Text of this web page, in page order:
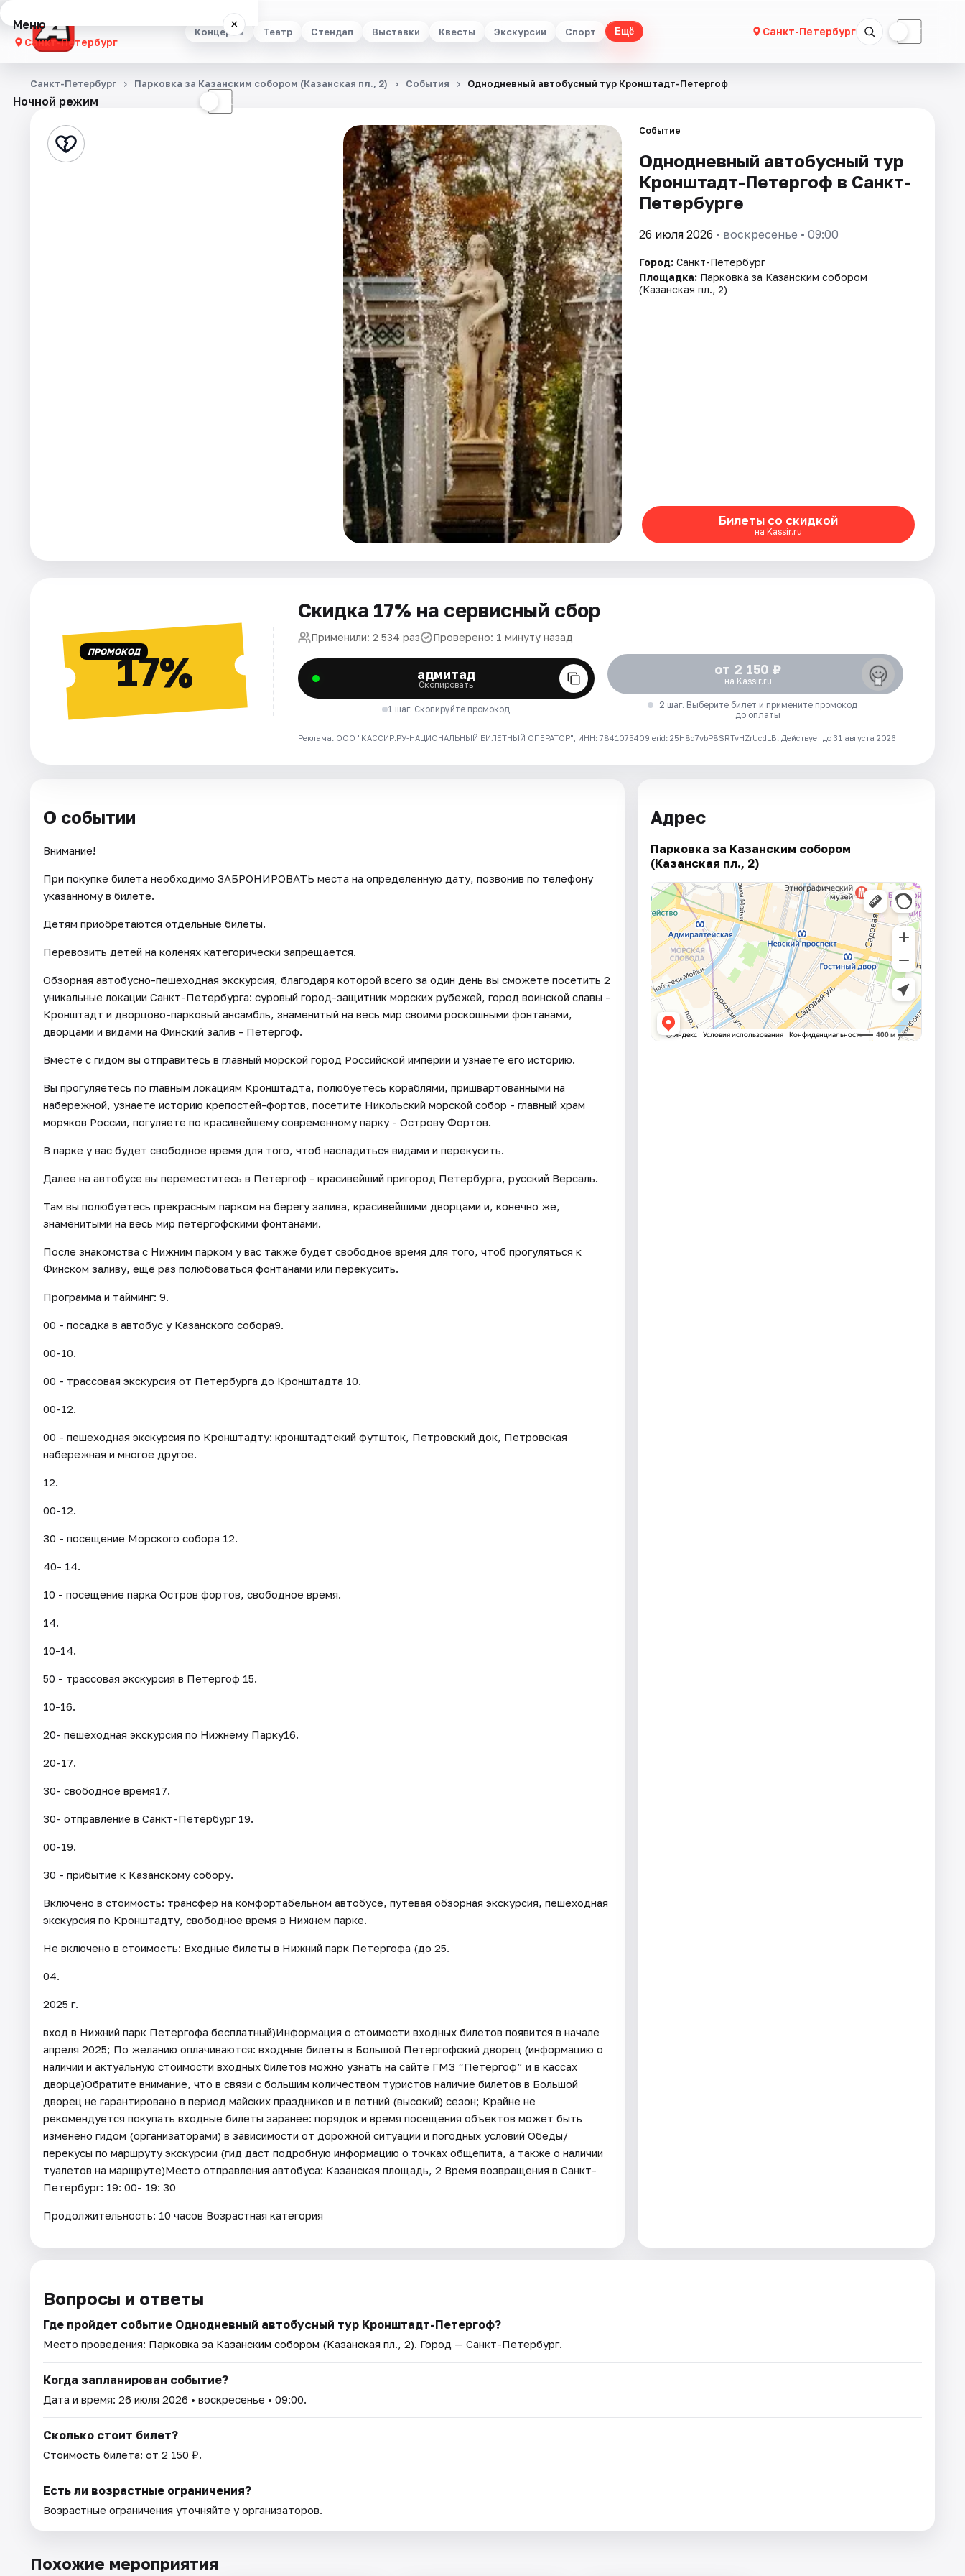
Концерты Театр Стендап Выставки Квесты Экскурсии Спорт Ещё Санкт-Петербург ☾
Меню ×
Санкт-Петербург
Концерты
Стендап
Ночной режим ☾
Санкт-Петербург Парковка за Казанским собором (Казанская пл., 2) События Однодневный автобусный тур Кронштадт-Петергоф
Событие
Однодневный автобусный тур
Кронштадт-Петергоф в Санкт-
Петербурге
26 июля 2026 • воскресенье • 09:00
Город: Санкт-Петербург
Площадка: Парковка за Казанским собором
(Казанская пл., 2)
Билеты со скидкой
на Kassir.ru
ПРОМОКОД17%
Скидка 17% на сервисный сбор
Применили: 2 534 раз Проверено: 1 минуту назад
адмитад
Скопировать
1 шаг. Скопируйте промокод
от 2 150 ₽
на Kassir.ru
2 шаг. Выберите билет и примените промокод
до оплаты
Реклама. ООО "КАССИР.РУ-НАЦИОНАЛЬНЫЙ БИЛЕТНЫЙ ОПЕРАТОР", ИНН: 7841075409 erid: 25H8d7vbP8SRTvHZrUcdLB. Действует до 31 августа 2026
О событии
Внимание!
При покупке билета необходимо ЗАБРОНИРОВАТЬ места на определенную дату, позвонив по телефону
указанному в билете.
Детям приобретаются отдельные билеты.
Перевозить детей на коленях категорически запрещается.
Обзорная автобусно-пешеходная экскурсия, благодаря которой всего за один день вы сможете посетить 2
уникальные локации Санкт-Петербурга: суровый город-защитник морских рубежей, город воинской славы -
Кронштадт и дворцово-парковый ансамбль, знаменитый на весь мир своими роскошными фонтанами,
дворцами и видами на Финский залив - Петергоф.
Вместе с гидом вы отправитесь в главный морской город Российской империи и узнаете его историю.
Вы прогуляетесь по главным локациям Кронштадта, полюбуетесь кораблями, пришвартованными на
набережной, узнаете историю крепостей-фортов, посетите Никольский морской собор - главный храм
моряков России, погуляете по красивейшему современному парку - Острову Фортов.
В парке у вас будет свободное время для того, чтоб насладиться видами и перекусить.
Далее на автобусе вы переместитесь в Петергоф - красивейший пригород Петербурга, русский Версаль.
Там вы полюбуетесь прекрасным парком на берегу залива, красивейшими дворцами и, конечно же,
знаменитыми на весь мир петергофскими фонтанами.
После знакомства с Нижним парком у вас также будет свободное время для того, чтоб прогуляться к
Финском заливу, ещё раз полюбоваться фонтанами или перекусить.
Программа и тайминг: 9.
00 - посадка в автобус у Казанского собора9.
00-10.
00 - трассовая экскурсия от Петербурга до Кронштадта 10.
00-12.
00 - пешеходная экскурсия по Кронштадту: кронштадтский футшток, Петровский док, Петровская
набережная и многое другое.
12.
00-12.
30 - посещение Морского собора 12.
40- 14.
10 - посещение парка Остров фортов, свободное время.
14.
10-14.
50 - трассовая экскурсия в Петергоф 15.
10-16.
20- пешеходная экскурсия по Нижнему Парку16.
20-17.
30- свободное время17.
30- отправление в Санкт-Петербург 19.
00-19.
30 - прибытие к Казанскому собору.
Включено в стоимость: трансфер на комфортабельном автобусе, путевая обзорная экскурсия, пешеходная
экскурсия по Кронштадту, свободное время в Нижнем парке.
Не включено в стоимость: Входные билеты в Нижний парк Петергофа (до 25.
04.
2025 г.
вход в Нижний парк Петергофа бесплатный)Информация о стоимости входных билетов появится в начале
апреля 2025; По желанию оплачиваются: входные билеты в Большой Петергофский дворец (информацию о
наличии и актуальную стоимости входных билетов можно узнать на сайте ГМЗ “Петергоф” и в кассах
дворца)Обратите внимание, что в связи с большим количеством туристов наличие билетов в Большой
дворец не гарантировано в период майских праздников и в летний (высокий) сезон; Крайне не
рекомендуется покупать входные билеты заранее: порядок и время посещения объектов может быть
изменено гидом (организаторами) в зависимости от дорожной ситуации и погодных условий Обеды/
перекусы по маршруту экскурсии (гид даст подробную информацию о точках общепита, а также о наличии
туалетов на маршруте)Место отправления автобуса: Казанская площадь, 2 Время возвращения в Санкт-
Петербург: 19: 00- 19: 30
Продолжительность: 10 часов Возрастная категория
Адрес
Парковка за Казанским собором
(Казанская пл., 2)
Вопросы и ответы
Где пройдет событие Однодневный автобусный тур Кронштадт-Петергоф?
Место проведения: Парковка за Казанским собором (Казанская пл., 2). Город — Санкт-Петербург.
Когда запланирован событие?
Дата и время: 26 июля 2026 • воскресенье • 09:00.
Сколько стоит билет?
Стоимость билета: от 2 150 ₽.
Есть ли возрастные ограничения?
Возрастные ограничения уточняйте у организаторов.
Похожие мероприятия